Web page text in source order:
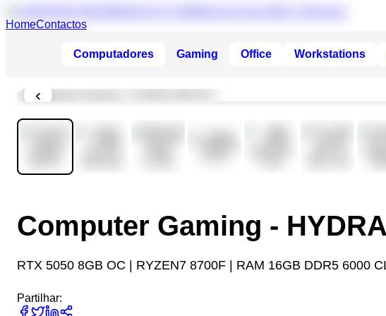
HomeContactos
Computadores Gaming Office Workstations
‹
Computer Gaming -
RTX 5050 8GB OC | RYZEN7 8700F | RAM 16GB DDR5 6000
Partilhar: